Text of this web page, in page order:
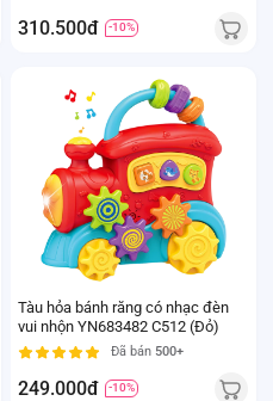
310.500đ -10%
Tàu hỏa bánh răng có nhạc đèn
vui nhộn YN683482 C512 (Đỏ)
Đã bán 500+
249.000đ -10%